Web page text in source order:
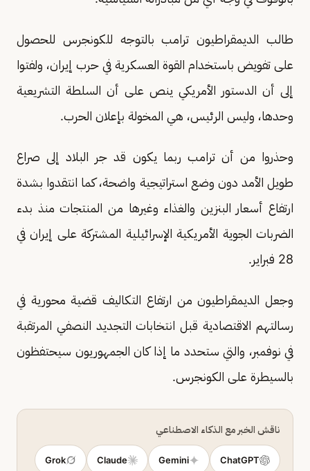
طالب الديمقراطيون ترامب بالتوجه للكونجرس للحصول
على تفويض باستخدام القوة العسكرية في حرب إيران، ولفتوا
إلى أن الدستور الأمريكي ينص على أن السلطة التشريعية
وحدها، وليس الرئيس، هي المخولة بإعلان الحرب.
وحذروا من أن ترامب ربما يكون قد جر البلاد إلى صراع
طويل الأمد دون وضع استراتيجية واضحة، كما انتقدوا بشدة
ارتفاع أسعار البنزين والغذاء وغيرها من المنتجات منذ بدء
الضربات الجوية الأمريكية الإسرائيلية المشتركة على إيران في
28 فبراير.
وجعل الديمقراطيون من ارتفاع التكاليف قضية محورية في
رسالتهم الاقتصادية قبل انتخابات التجديد النصفي المرتقبة
في نوفمبر، والتي ستحدد ما إذا كان الجمهوريون سيحتفظون
بالسيطرة على الكونجرس.
ناقش الخبر مع الذكاء الاصطناعي
ChatGPT
Gemini
Claude
Grok